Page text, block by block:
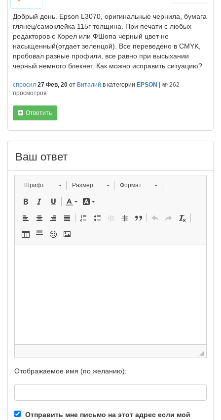
Добрый день. Epson L3070, оригинальные чернила, бумага
глянец/самоклейка 115г толщина. При печати с любых
редакторов с Корел или ФШопа черный цвет не
насыщенный(отдает зеленцой). Все переведено в CMYK,
пробовал разные профили, все равно при высыхании
черный немного блекнет. Как можно исправить ситуацию?
спросил 27 Фев, 20 от Виталий в категории EPSON
262
просмотров
Ответить
Ваш ответ
Шрифт Размер Форматирование
Отображаемое имя (по желанию):
Отправить мне письмо на этот адрес если мой